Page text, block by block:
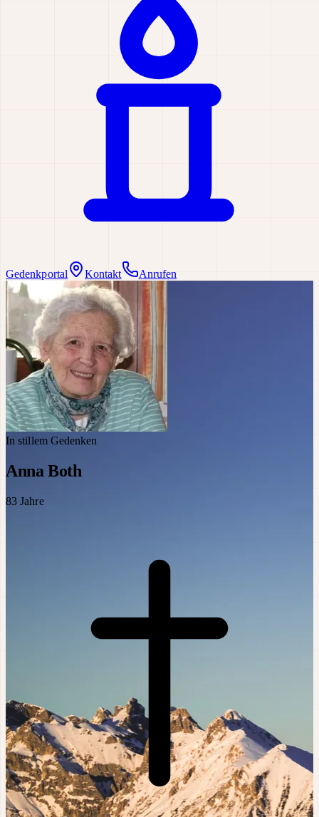
Gedenkportal Kontakt Anrufen
In stillem Gedenken
Anna Both
83 Jahre